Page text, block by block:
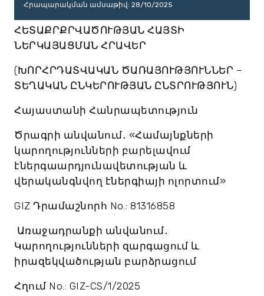
Հրապարակման ամսաթիվ: 28/10/2025
ՀԵՏԱՔՐՔՐՎԱԾՈՒԹՅԱՆ ՀԱՅՏԻ
ՆԵՐԿԱՅԱՑՄԱՆ ՀՐԱՎԵՐ
(ԽՈՐՀՐԴԱՏՎԱԿԱՆ ԾԱՌԱՅՈՒԹՅՈՒՆՆԵՐ –
ՏԵՂԱԿԱՆ ԸՆԿԵՐՈՒԹՅԱՆ ԸՆՏՐՈՒԹՅՈՒՆ)
Հայաստանի Հանրապետություն
Ծրագրի անվանում․ «Համայնքների
կարողությունների բարելավում
էներգաարդյունավետության և
վերականգնվող էներգիայի ոլորտում»
GIZ Դրամաշնորհ No.: 81316858
Առաջադրանքի անվանում․
Կարողությունների զարգացում և
իրազեկվածության բարձրացում
Հղում No.: GIZ-CS/1/2025